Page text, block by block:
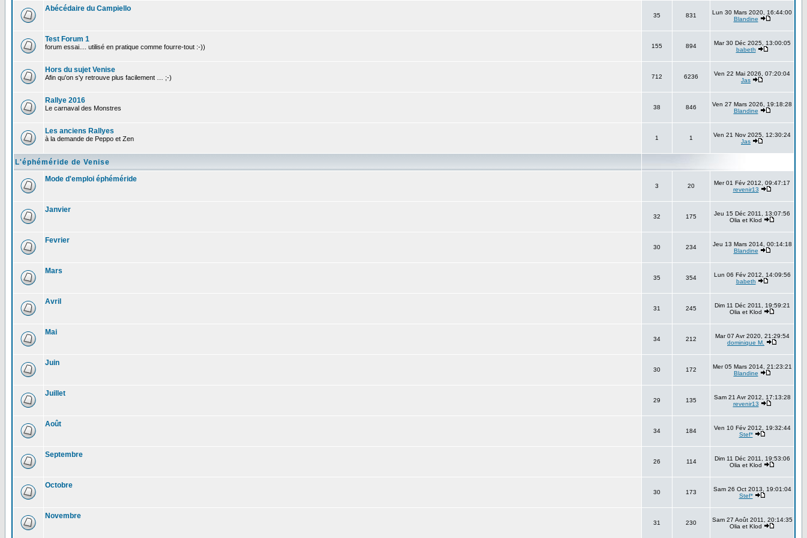
Abécédaire du Campiello
35 831
Lun 30 Mars 2020, 16:44:00
Blandine
Test Forum 1
forum essai.... utilisé en pratique comme fourre-tout :-)) 155 894
Mar 30 Déc 2025, 13:00:05
babeth
Hors du sujet Venise
Afin qu'on s'y retrouve plus facilement … ;-) 712 6236
Ven 22 Mai 2026, 07:20:04
Jas
Rallye 2016
Le carnaval des Monstres 38 846
Ven 27 Mars 2026, 19:18:28
Blandine
Les anciens Rallyes
à la demande de Peppo et Zen 1 1
Ven 21 Nov 2025, 12:30:24
Jas
L'éphéméride de Venise
Mode d'emploi éphéméride
3 20
Mer 01 Fév 2012, 09:47:17
revenir13
Janvier
32 175
Jeu 15 Déc 2011, 13:07:56
Olia et Klod
Fevrier
30 234
Jeu 13 Mars 2014, 00:14:18
Blandine
Mars
35 354
Lun 06 Fév 2012, 14:09:56
babeth
Avril
31 245
Dim 11 Déc 2011, 19:59:21
Olia et Klod
Mai
34 212
Mar 07 Avr 2020, 21:29:54
dominique M.
Juin
30 172
Mer 05 Mars 2014, 21:23:21
Blandine
Juillet
29 135
Sam 21 Avr 2012, 17:13:28
revenir13
Août
34 184
Ven 10 Fév 2012, 19:32:44
Stef*
Septembre
26 114
Dim 11 Déc 2011, 19:53:06
Olia et Klod
Octobre
30 173
Sam 26 Oct 2013, 19:01:04
Stef*
Novembre
31 230
Sam 27 Août 2011, 20:14:35
Olia et Klod